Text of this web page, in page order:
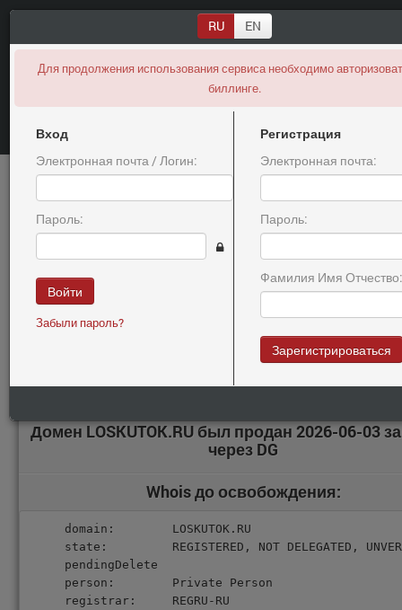
RU EN
Для продолжения использования сервиса необходимо
биллинге.
Вход
Электронная почта / Логин:
Пароль:
Войти
Забыли пароль?
Регистрация
Электронная почта:
Пароль:
Фамилия Имя Отчество:
Зарегистрироваться
Expired
Информация о продаже
LOSKUTOK.RU
Внимание, цена на домен была скрыта! Вы зашли на страницу с
другого сайта или ваша сессия истекла, пожалуйста вернитесь
Домен LOSKUTOK.RU был продан 2026-06-03
через DG
Whois до освобождения:
domain:        LOSKUTOK.RU
state:         REGISTERED, NOT DELEGATED,
pendingDelete
person:        Private Person
registrar:     REGRU-RU